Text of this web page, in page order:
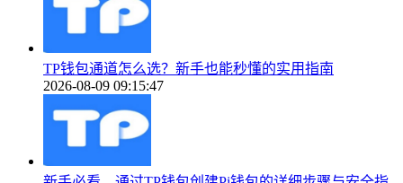
TP钱包通道怎么选？新手也能秒懂的实用指南
2026-08-09 09:15:47